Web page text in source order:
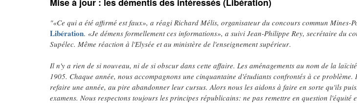
"«Ce qui a été affirmé est faux», a réagi Richard Mélis, organisateur du concours commun Mines-
Libération. «Je démens formellement ces informations», a suivi Jean-Philippe Rey, secrétaire du
Supélec. Même réaction à l'Elysée et au ministère de l'enseignement supérieur.
Il n'y a rien de si nouveau, ni de si obscur dans cette affaire. Les aménagements au nom de la
1905. Chaque année, nous accompagnons une cinquantaine d'étudiants confrontés à ce problème.
refaire une année, au pire abandonner leur cursus. Alors nous les aidons à faire en sorte qu'ils
examens. Nous respectons toujours les principes républicains: ne pas remettre en question l'équité